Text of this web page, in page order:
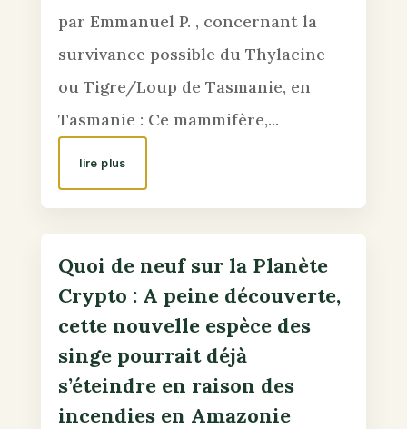
par Emmanuel P. , concernant la
survivance possible du Thylacine
ou Tigre/Loup de Tasmanie, en
Tasmanie : Ce mammifère,...
lire plus
Quoi de neuf sur la Planète
Crypto : A peine découverte,
cette nouvelle espèce des
singe pourrait déjà
s’éteindre en raison des
incendies en Amazonie